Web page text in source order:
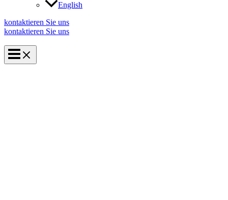
English
kontaktieren Sie uns
kontaktieren Sie uns